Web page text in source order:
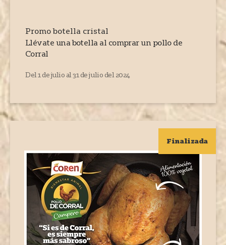
Promo botella cristal
Llévate una botella al comprar un pollo de
Corral
Del 1 de julio al 31 de julio del 2024
Finalizada